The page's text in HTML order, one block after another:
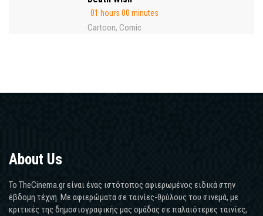
01 hours 00 minutes
Cartoon, Comic
About Us
Το TheCinema.gr είναι ένας ιστότοπος αφιερωμένος ειδικά στην
έβδομη τέχνη. Με αφιερώματα σε ταινίες-θρύλους του σινεμά, με
κριτικές της δημοσιογραφικής μας ομάδας σε παλαιότερες ταινίες,